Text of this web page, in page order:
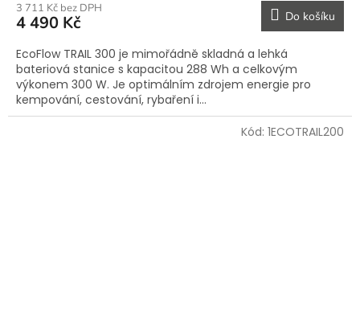
3 711 Kč bez DPH
4 490 Kč Do košíku
EcoFlow TRAIL 300 je mimořádně skladná a lehká
bateriová stanice s kapacitou 288 Wh a celkovým
výkonem 300 W. Je optimálním zdrojem energie pro
kempování, cestování, rybaření i...
Kód: 1ECOTRAIL200